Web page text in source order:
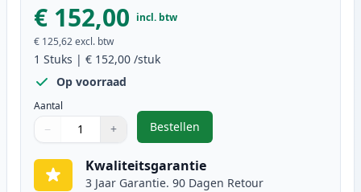
€ 152,00 incl. btw
€ 125,62excl. btw
1 Stuks | € 152,00 /stuk
Op voorraad
Aantal
Gebruik de knoppen om aan te passen
− +
1
Bestellen
,Brother TN910Y toner geel ultra
Kwaliteitsgarantie
3 Jaar Garantie. 90 Dagen Retour